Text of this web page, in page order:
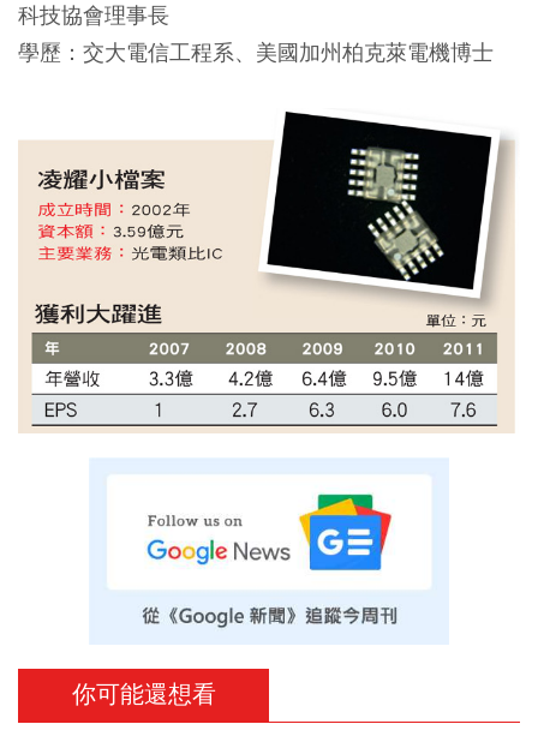
科技協會理事長
學歷：交大電信工程系、美國加州柏克萊電機博士
你可能還想看